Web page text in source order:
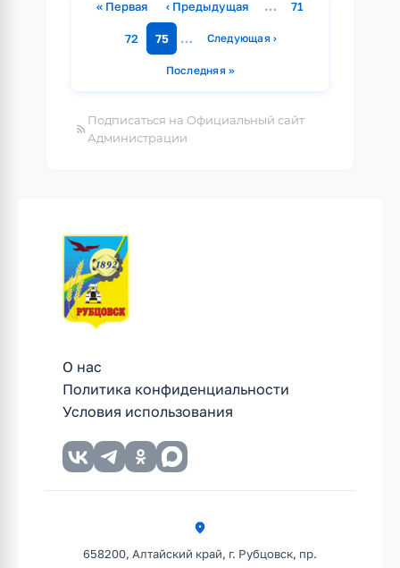
страниц
Первая страница
« Первая Предыдущая страница
‹ Предыдущая … Страница
71
Страница
72 Страница
75 … Следующая страница
Следующая ›
Последняя страница
Последняя »
Подписаться на Официальный сайт
Администрации
О нас
Политика конфиденциальности
Условия использования
658200, Алтайский край, г. Рубцовск, пр.